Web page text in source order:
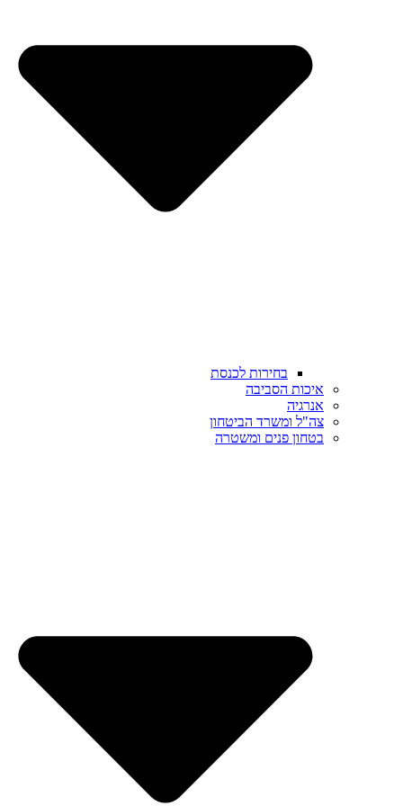
בחירות לכנסת
איכות הסביבה
אנרגיה
צה"ל ומשרד הביטחון
בטחון פנים ומשטרה